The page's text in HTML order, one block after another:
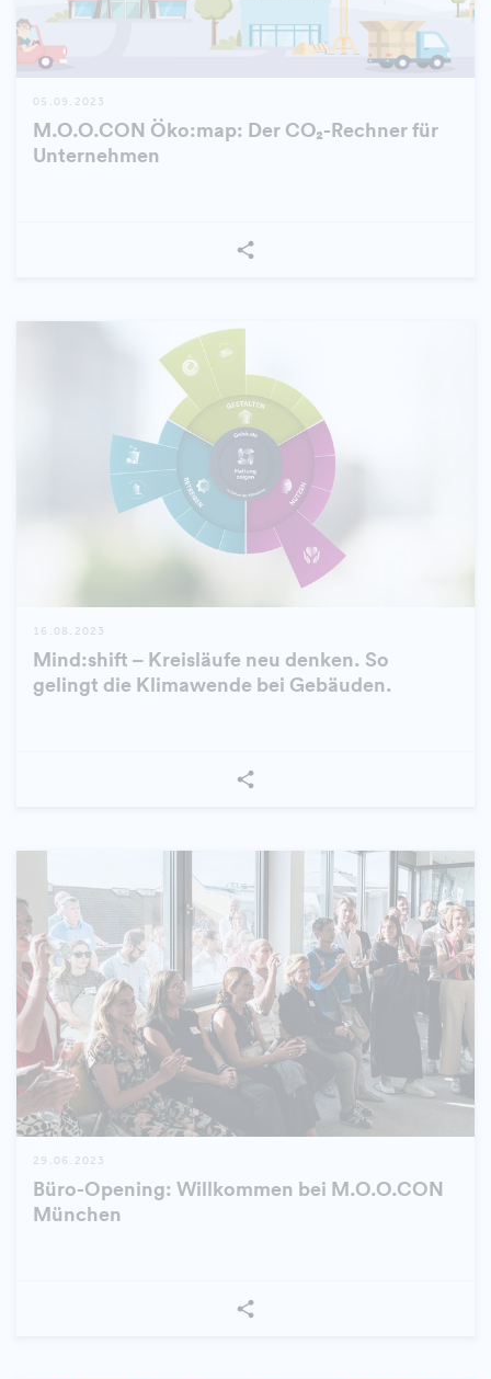
05.09.2023
M.O.O.CON Öko:map: Der CO₂-Rechner für
Unternehmen
16.08.2023
Mind:shift – Kreisläufe neu denken. So
gelingt die Klimawende bei Gebäuden.
29.06.2023
Büro-Opening: Willkommen bei M.O.O.CON
München